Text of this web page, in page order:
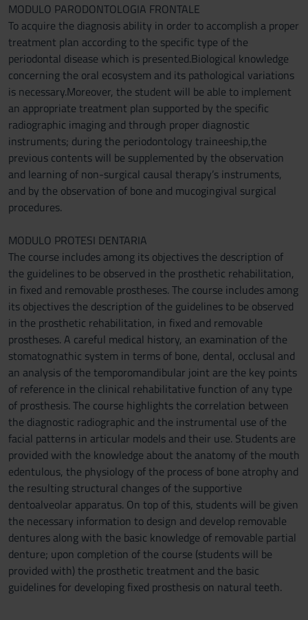
MODULO PARODONTOLOGIA FRONTALE
To acquire the diagnosis ability in order to accomplish a proper
treatment plan according to the specific type of the
periodontal disease which is presented.Biological knowledge
concerning the oral ecosystem and its pathological variations
is necessary.Moreover, the student will be able to implement
an appropriate treatment plan supported by the specific
radiographic imaging and through proper diagnostic
instruments; during the periodontology traineeship,the
previous contents will be supplemented by the observation
and learning of non-surgical causal therapy’s instruments,
and by the observation of bone and mucogingival surgical
procedures.
MODULO PROTESI DENTARIA
The course includes among its objectives the description of
the guidelines to be observed in the prosthetic rehabilitation,
in fixed and removable prostheses. The course includes among
its objectives the description of the guidelines to be observed
in the prosthetic rehabilitation, in fixed and removable
prostheses. A careful medical history, an examination of the
stomatognathic system in terms of bone, dental, occlusal and
an analysis of the temporomandibular joint are the key points
of reference in the clinical rehabilitative function of any type
of prosthesis. The course highlights the correlation between
the diagnostic radiographic and the instrumental use of the
facial patterns in articular models and their use. Students are
provided with the knowledge about the anatomy of the mouth
edentulous, the physiology of the process of bone atrophy and
the resulting structural changes of the supportive
dentoalveolar apparatus. On top of this, students will be given
the necessary information to design and develop removable
dentures along with the basic knowledge of removable partial
denture; upon completion of the course (students will be
provided with) the prosthetic treatment and the basic
guidelines for developing fixed prosthesis on natural teeth.